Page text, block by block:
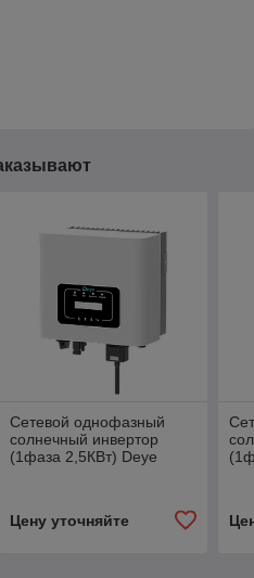
Сетевой однофазный
солнечный инвертор
(1фаза 2,5КВт) Deye
Цену уточняйте